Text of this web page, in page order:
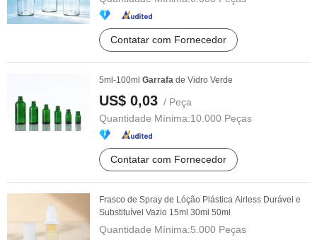
Contatar com Fornecedor
5ml-100ml Garrafa de Vidro Verde
US$ 0,03 / Peça
Quantidade Mínima:10.000 Peças
Contatar com Fornecedor
Frasco de Spray de Lóção Plástica Airless Durável e
Substituível Vazio 15ml 30ml 50ml
Quantidade Mínima:5.000 Peças